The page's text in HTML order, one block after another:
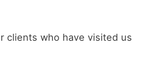
clients who have visited us